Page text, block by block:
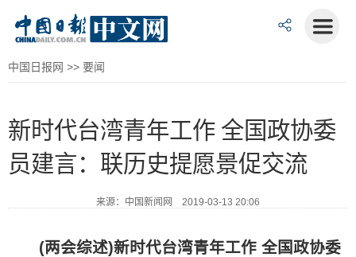
中国日报网 >> 要闻
新时代台湾青年工作 全国政协委
员建言：联历史提愿景促交流
来源：中国新闻网 2019-03-13 20:06
(两会综述)新时代台湾青年工作 全国政协委